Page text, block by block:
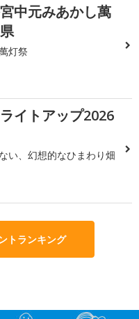
中元みあかし萬
灯祭
イトアップ2026
い、幻想的なひまわり畑
トランキング